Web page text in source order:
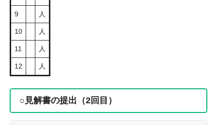
9 人
10 人
11 人
12 人
○見解書の提出（2回目）